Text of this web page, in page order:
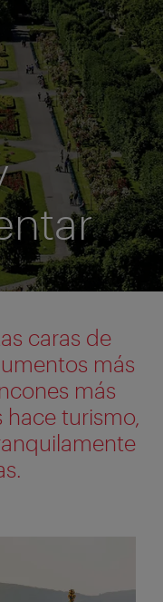
caras de
más
más
turismo,